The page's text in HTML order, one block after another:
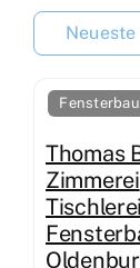
Neueste
Fensterbau
Thomas
Zimmerei
Tischlerei